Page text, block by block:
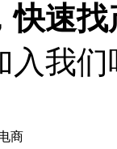
快速找
入我们
商